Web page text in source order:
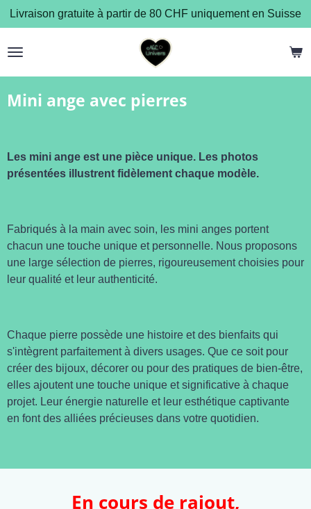
Passer
au
contenu
Livraison gratuite à partir de 80 CHF uniquement en Suisse
Mini ange avec pierres
Les mini ange est une pièce unique. Les photos
présentées illustrent fidèlement chaque modèle.
Fabriqués à la main avec soin, les mini anges portent
chacun une touche unique et personnelle. Nous proposons
une large sélection de pierres, rigoureusement choisies pour
leur qualité et leur authenticité.
Chaque pierre possède une histoire et des bienfaits qui
s'intègrent parfaitement à divers usages. Que ce soit pour
créer des bijoux, décorer ou pour des pratiques de bien-être,
elles ajoutent une touche unique et significative à chaque
projet. Leur énergie naturelle et leur esthétique captivante
en font des alliées précieuses dans votre quotidien.
En cours de rajout,